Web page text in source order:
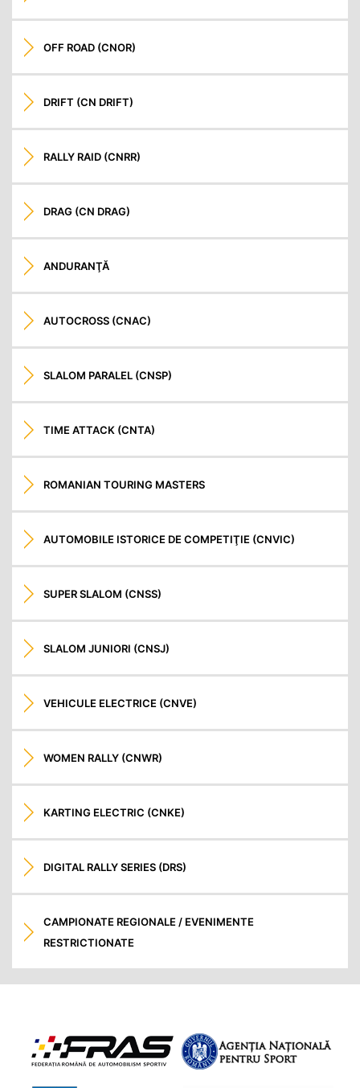
OFF ROAD (CNOR)
DRIFT (CN DRIFT)
RALLY RAID (CNRR)
DRAG (CN DRAG)
ANDURANŢĂ
AUTOCROSS (CNAC)
SLALOM PARALEL (CNSP)
TIME ATTACK (CNTA)
ROMANIAN TOURING MASTERS
AUTOMOBILE ISTORICE DE COMPETIŢIE (CNVIC)
SUPER SLALOM (CNSS)
SLALOM JUNIORI (CNSJ)
VEHICULE ELECTRICE (CNVE)
WOMEN RALLY (CNWR)
KARTING ELECTRIC (CNKE)
DIGITAL RALLY SERIES (DRS)
CAMPIONATE REGIONALE / EVENIMENTE
RESTRICTIONATE